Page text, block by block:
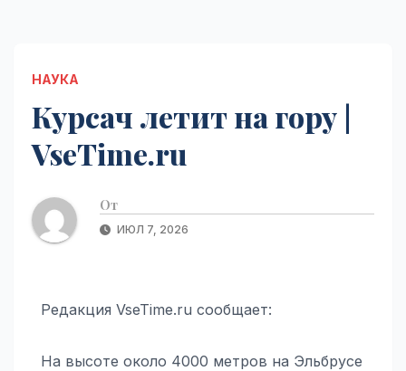
НАУКА
Курсач летит на гору |
VseTime.ru
От
ИЮЛ 7, 2026
Редакция VseTime.ru сообщает:
На высоте около 4000 метров на Эльбрусе